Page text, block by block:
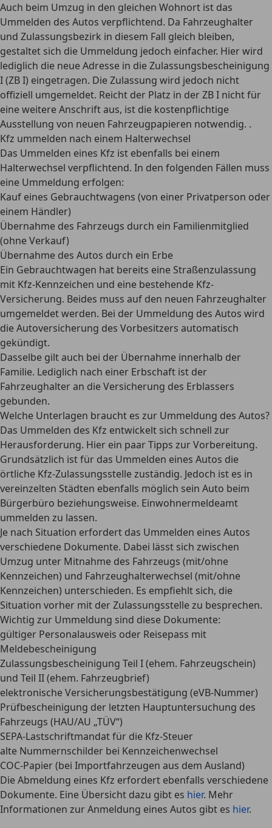
Auch beim Umzug in den gleichen Wohnort ist das
Ummelden des Autos verpflichtend. Da Fahrzeughalter
und Zulassungsbezirk in diesem Fall gleich bleiben,
gestaltet sich die Ummeldung jedoch einfacher. Hier wird
lediglich die neue Adresse in die Zulassungsbescheinigung
I (ZB I) eingetragen. Die Zulassung wird jedoch nicht
offiziell umgemeldet. Reicht der Platz in der ZB I nicht für
eine weitere Anschrift aus, ist die kostenpflichtige
Ausstellung von neuen Fahrzeugpapieren notwendig. .
Kfz ummelden nach einem Halterwechsel
Das Ummelden eines Kfz ist ebenfalls bei einem
Halterwechsel verpflichtend. In den folgenden Fällen muss
eine Ummeldung erfolgen:
Kauf eines Gebrauchtwagens (von einer Privatperson oder
einem Händler)
Übernahme des Fahrzeugs durch ein Familienmitglied
(ohne Verkauf)
Übernahme des Autos durch ein Erbe
Ein Gebrauchtwagen hat bereits eine Straßenzulassung
mit Kfz-Kennzeichen und eine bestehende Kfz-
Versicherung. Beides muss auf den neuen Fahrzeughalter
umgemeldet werden. Bei der Ummeldung des Autos wird
die Autoversicherung des Vorbesitzers automatisch
gekündigt.
Dasselbe gilt auch bei der Übernahme innerhalb der
Familie. Lediglich nach einer Erbschaft ist der
Fahrzeughalter an die Versicherung des Erblassers
gebunden.
Welche Unterlagen braucht es zur Ummeldung des Autos?
Das Ummelden des Kfz entwickelt sich schnell zur
Herausforderung. Hier ein paar Tipps zur Vorbereitung.
Grundsätzlich ist für das Ummelden eines Autos die
örtliche Kfz-Zulassungsstelle zuständig. Jedoch ist es in
vereinzelten Städten ebenfalls möglich sein Auto beim
Bürgerbüro beziehungsweise. Einwohnermeldeamt
ummelden zu lassen.
Je nach Situation erfordert das Ummelden eines Autos
verschiedene Dokumente. Dabei lässt sich zwischen
Umzug unter Mitnahme des Fahrzeugs (mit/ohne
Kennzeichen) und Fahrzeughalterwechsel (mit/ohne
Kennzeichen) unterschieden. Es empfiehlt sich, die
Situation vorher mit der Zulassungsstelle zu besprechen.
Wichtig zur Ummeldung sind diese Dokumente:
gültiger Personalausweis oder Reisepass mit
Meldebescheinigung
Zulassungsbescheinigung Teil I (ehem. Fahrzeugschein)
und Teil II (ehem. Fahrzeugbrief)
elektronische Versicherungsbestätigung (eVB-Nummer)
Prüfbescheinigung der letzten Hauptuntersuchung des
Fahrzeugs (HAU/AU „TÜV“)
SEPA-Lastschriftmandat für die Kfz-Steuer
alte Nummernschilder bei Kennzeichenwechsel
COC-Papier (bei Importfahrzeugen aus dem Ausland)
Die Abmeldung eines Kfz erfordert ebenfalls verschiedene
Dokumente. Eine Übersicht dazu gibt es hier. Mehr
Informationen zur Anmeldung eines Autos gibt es hier.